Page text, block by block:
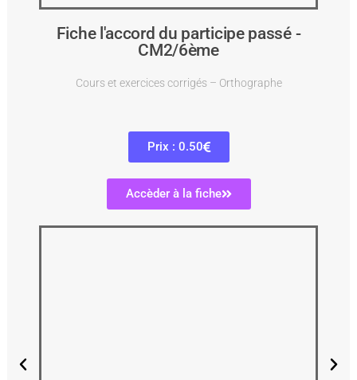
Fiche l'accord du participe passé -
CM2/6ème
Cours et exercices corrigés – Orthographe
Prix : 0.50
Accèder à la fiche